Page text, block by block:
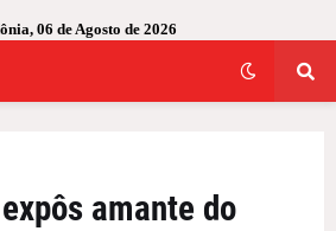
06 de Agosto de 2026
amante do